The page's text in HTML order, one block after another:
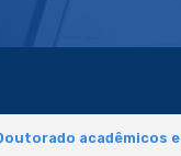
acadêmicos